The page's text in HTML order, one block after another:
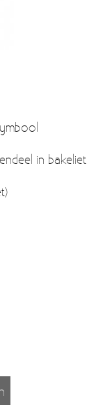
1968)
in bakeliet